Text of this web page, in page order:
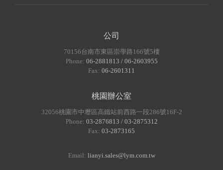
公司
70156台南市東區崇學路166號5樓
Phone: 06-2881813 / 06-2603955
Fax: 06-2601311
桃園辦公室
32056桃園市中壢區高鐵站前西路一段286號16F-2
Phone: 03-2876813 / 03-2875312
Fax: 03-2873165
Email: lianyi.sales@lym.com.tw